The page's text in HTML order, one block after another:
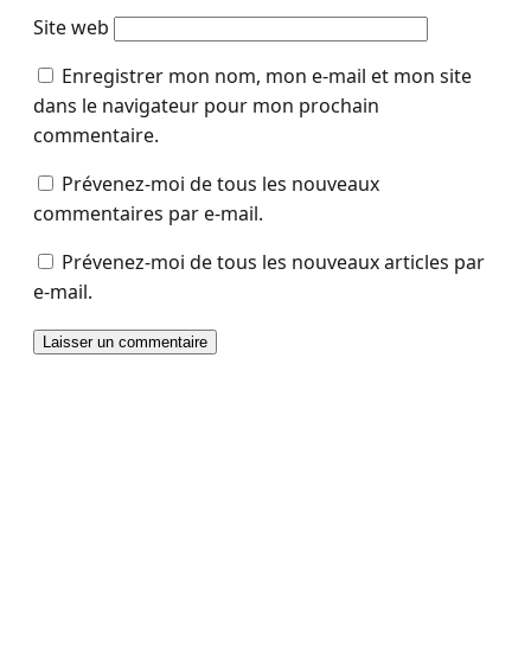
Site web
Enregistrer mon nom, mon e-mail et mon site
dans le navigateur pour mon prochain
commentaire.
Prévenez-moi de tous les nouveaux
commentaires par e-mail.
Prévenez-moi de tous les nouveaux articles par
e-mail.